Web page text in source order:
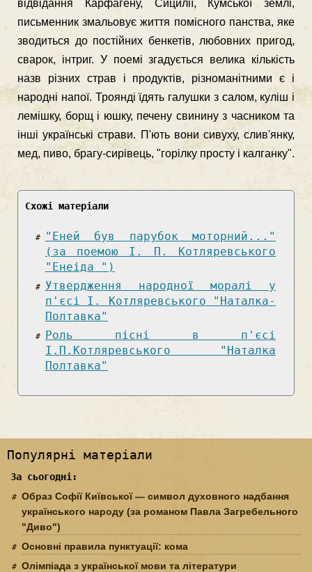
відвідання Карфаге­ну, Сицилії, Кумської землі,
письменник змальовує життя помісного панства, яке
зводиться до постійних бенкетів, любовних пригод,
сварок, інтриг. У поемі згадується велика кількість
назв різних страв і продуктів, різноманітними є і
народні напої. Троянді їдять галушки з салом, куліш і
лемішку, борщ і юшку, печену свинину з часником та
інші українські страви. П'ють вони сивуху, сли­в'янку,
мед, пиво, брагу-сирівець, "горілку просту і калганку".
Схожі матеріали
"Еней був парубок моторний..."
(за поемою І. П. Котляревського
"Енеіда ")
Утвердження народної моралі у
п'єсі І. Котляревського "Наталка-
Полтавка"
Роль пісні в п'єсі
І.П.Котляревського "Наталка
Полтавка"
Популярні матеріали
За сьогодні:
Образ Софії Київської — символ духовного надбання
українського народу (за романом Павла Загребельного
"Диво")
Основні правила пунктуації: кома
Олімпіада з української мови та літератури